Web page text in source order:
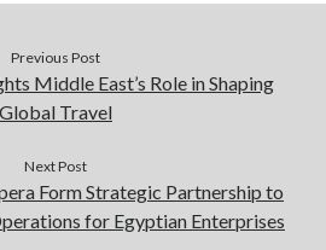
Previous Post
Middle East’s Role in Shaping
Global Travel
Next Post
Form Strategic Partnership to
for Egyptian Enterprises